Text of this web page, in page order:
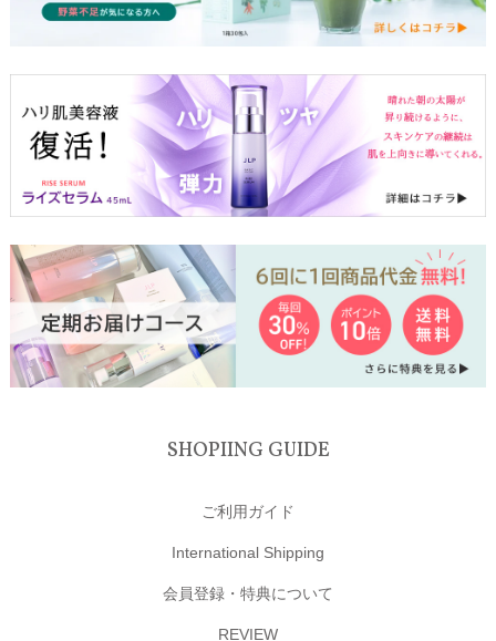
SHOPIING GUIDE
ご利用ガイド
International Shipping
会員登録・特典について
REVIEW